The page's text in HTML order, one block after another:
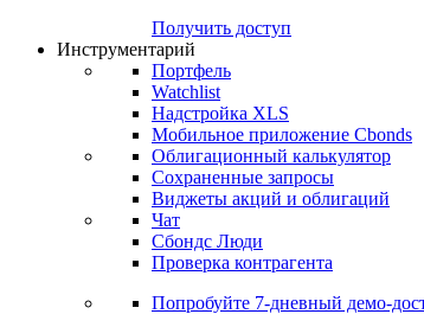
Получить доступ
Инструментарий
Портфель
Watchlist
Надстройка XLS
Мобильное приложение Cbonds
Облигационный калькулятор
Сохраненные запросы
Виджеты акций и облигаций
Чат
Сбондс Люди
Проверка контрагента
Попробуйте 7-дневный демо-